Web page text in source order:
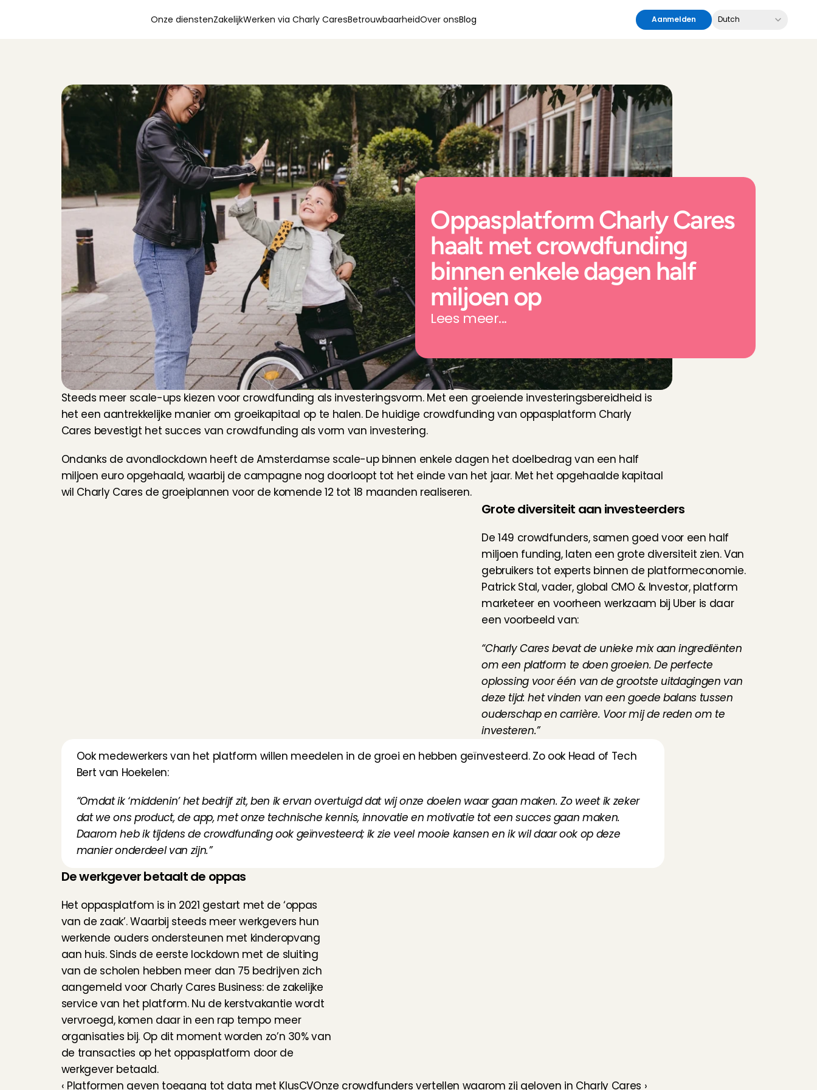
Onze dienstenZakelijkWerken via Charly CaresBetrouwbaarheidOver onsBlog Aanmelden Dutch
Oppasplatform Charly Cares
haalt met crowdfunding
binnen enkele dagen half
miljoen op
Lees meer...
Steeds meer scale-ups kiezen voor crowdfunding als investeringsvorm. Met een groeiende investeringsbereidheid is
het een aantrekkelijke manier om groeikapitaal op te halen. De huidige crowdfunding van oppasplatform Charly
Cares bevestigt het succes van crowdfunding als vorm van investering.
Ondanks de avondlockdown heeft de Amsterdamse scale-up binnen enkele dagen het doelbedrag van een half
miljoen euro opgehaald, waarbij de campagne nog doorloopt tot het einde van het jaar. Met het opgehaalde kapitaal
wil Charly Cares de groeiplannen voor de komende 12 tot 18 maanden realiseren.
Grote diversiteit aan investeerders
De 149 crowdfunders, samen goed voor een half
miljoen funding, laten een grote diversiteit zien. Van
gebruikers tot experts binnen de platformeconomie.
Patrick Stal, vader, global CMO & Investor, platform
marketeer en voorheen werkzaam bij Uber is daar
een voorbeeld van:
“Charly Cares bevat de unieke mix aan ingrediënten
om een platform te doen groeien. De perfecte
oplossing voor één van de grootste uitdagingen van
deze tijd: het vinden van een goede balans tussen
ouderschap en carrière. Voor mij de reden om te
investeren.”
Ook medewerkers van het platform willen meedelen in de groei en hebben geïnvesteerd. Zo ook Head of Tech
Bert van Hoekelen:
“Omdat ik ‘middenin’ het bedrijf zit, ben ik ervan overtuigd dat wij onze doelen waar gaan maken. Zo weet ik zeker
dat we ons product, de app, met onze technische kennis, innovatie en motivatie tot een succes gaan maken.
Daarom heb ik tijdens de crowdfunding ook geïnvesteerd; ik zie veel mooie kansen en ik wil daar ook op deze
manier onderdeel van zijn.”
De werkgever betaalt de oppas
Het oppasplatfom is in 2021 gestart met de ‘oppas
van de zaak’. Waarbij steeds meer werkgevers hun
werkende ouders ondersteunen met kinderopvang
aan huis. Sinds de eerste lockdown met de sluiting
van de scholen hebben meer dan 75 bedrijven zich
aangemeld voor Charly Cares Business: de zakelijke
service van het platform. Nu de kerstvakantie wordt
vervroegd, komen daar in een rap tempo meer
organisaties bij. Op dit moment worden zo’n 30% van
de transacties op het oppasplatform door de
werkgever betaald.
‹ Platformen geven toegang tot data met KlusCVOnze crowdfunders vertellen waarom zij geloven in Charly Cares ›